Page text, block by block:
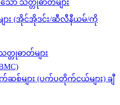
ာ သတ္တုဓာတ်များ
ား (အိုင်အိုဒင်း/ဆီလီနီယမ်/ကို
တုဓာတ်များ
စ်များ (ပက်ပတိုက်ငယ်များ) ချီ